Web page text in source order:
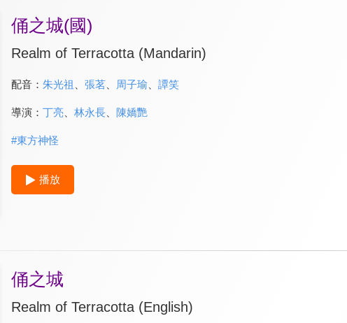
俑之城(國)
Realm of Terracotta (Mandarin)
配音： 朱光祖 張茗、 周子瑜 譚笑
導演： 丁亮、 林永長、 陳嬌艷
#東方神怪
播放
俑之城
Realm of Terracotta (English)